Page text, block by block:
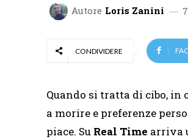
Autore Loris Zanini
CONDIVIDERE
Quando si tratta di cibo,
a morire e preferenze
piace. Su Real Time arriva